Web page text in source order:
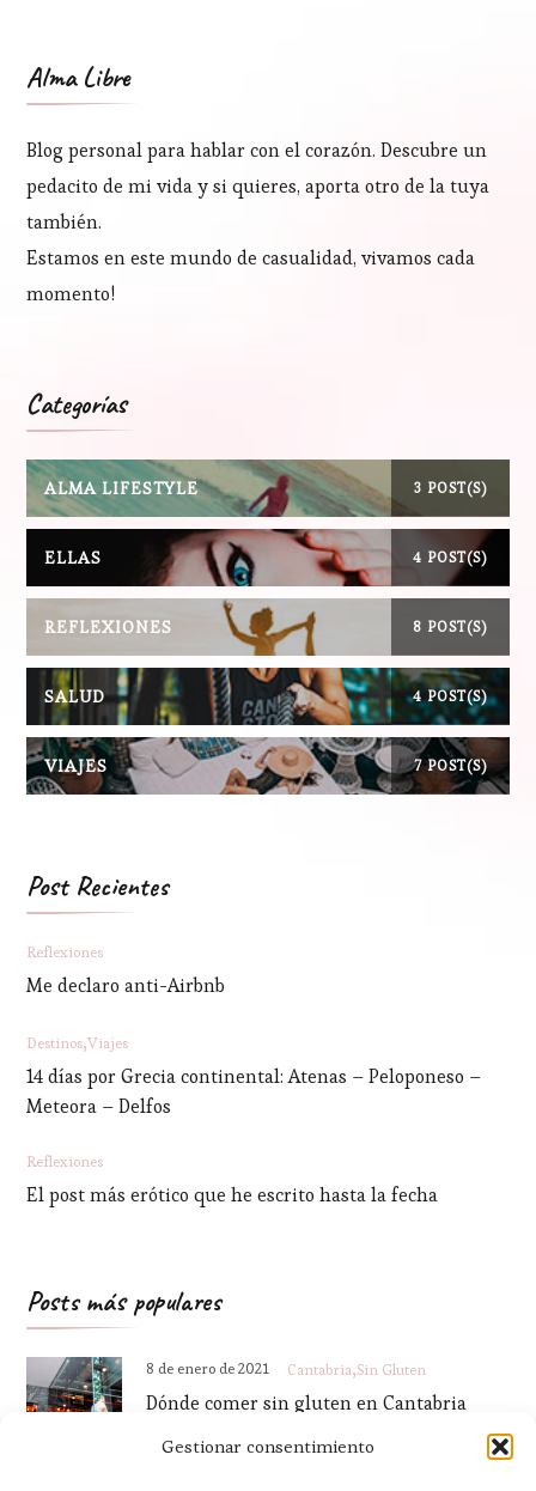
Gestionar consentimiento
Alma Libre
Blog personal para hablar con el corazón. Descubre un
pedacito de mi vida y si quieres, aporta otro de la tuya
también.
Estamos en este mundo de casualidad, vivamos cada
momento!
Categorías
ALMA LIFESTYLE 3 POST(S)
ELLAS 4 POST(S)
REFLEXIONES 8 POST(S)
SALUD 4 POST(S)
VIAJES 7 POST(S)
Post Recientes
Reflexiones
Me declaro anti-Airbnb
Destinos Viajes
14 días por Grecia continental: Atenas – Peloponeso –
Meteora – Delfos
Reflexiones
El post más erótico que he escrito hasta la fecha
Posts más populares
Cantabria Sin Gluten
Dónde comer sin gluten en Cantabria
8 de enero de 2021